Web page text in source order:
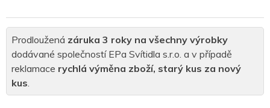
Prodloužená záruka 3 roky na všechny výrobky
dodávané společností EPa Svítidla s.r.o. a v případě
reklamace rychlá výměna zboží, starý kus za nový
kus.